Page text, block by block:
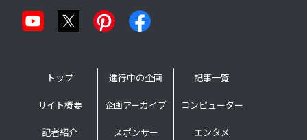
トップ
サイト概要
記者紹介
進行中の企画
企画アーカイブ
スポンサー
記事一覧
コンピューター
エンタメ